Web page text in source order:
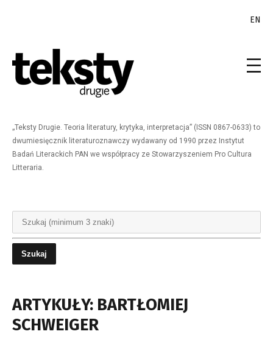
EN
„Teksty Drugie. Teoria literatury, krytyka, interpretacja” (ISSN 0867-0633) to
dwumiesięcznik literaturoznawczy wydawany od 1990 przez Instytut
Badań Literackich PAN we współpracy ze Stowarzyszeniem Pro Cultura
Litteraria.
ARTYKUŁY: BARTŁOMIEJ
SCHWEIGER